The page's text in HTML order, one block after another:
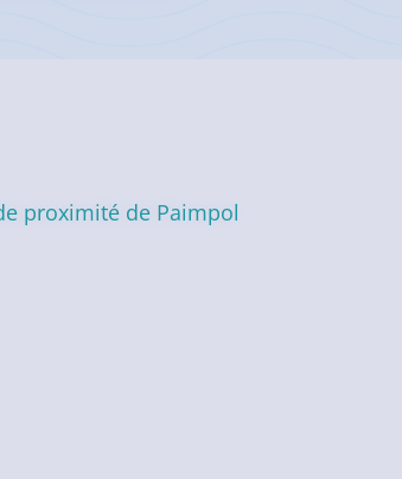
proximité de Paimpol